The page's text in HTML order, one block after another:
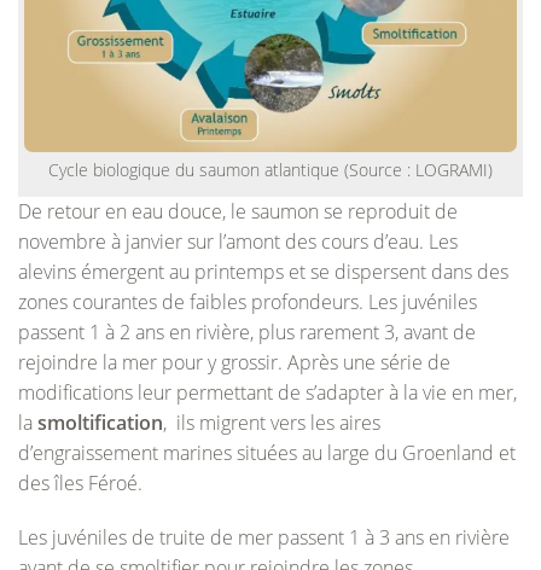
Cycle biologique du saumon atlantique (Source : LOGRAMI)
De retour en eau douce, le saumon se reproduit de
novembre à janvier sur l’amont des cours d’eau. Les
alevins émergent au printemps et se dispersent dans des
zones courantes de faibles profondeurs. Les juvéniles
passent 1 à 2 ans en rivière, plus rarement 3, avant de
rejoindre la mer pour y grossir. Après une série de
modifications leur permettant de s’adapter à la vie en mer,
lasmoltification, ils migrent vers les aires
d’engraissement marines situées au large du Groenland et
des îles Féroé.
Les juvéniles de truite de mer passent 1 à 3 ans en rivière